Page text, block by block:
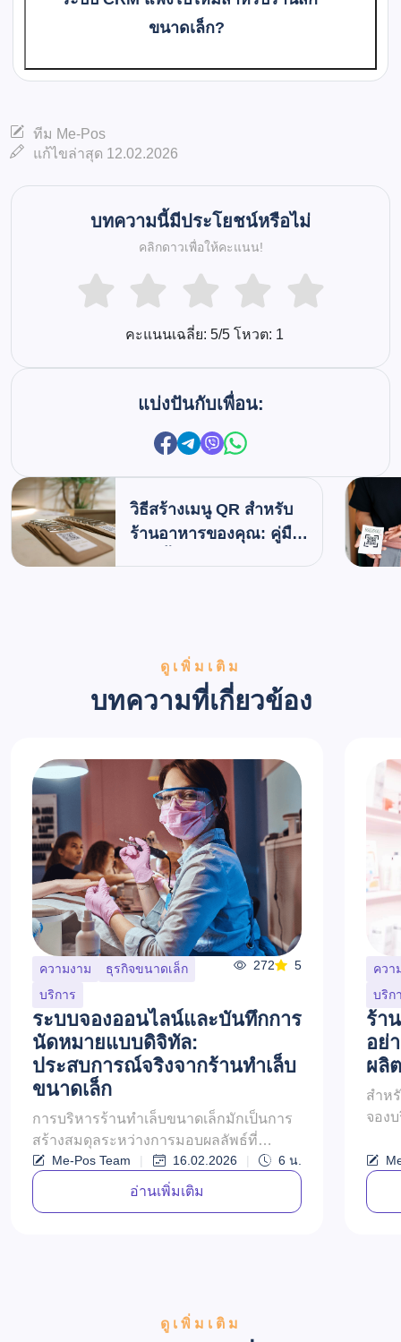
ขนาดเล็ก?
ทีม Me-Pos
แก้ไขล่าสุด 12.02.2026
บทความนี้มีประโยชน์หรือไม่
คลิกดาวเพื่อให้คะแนน!
คะแนนเฉลี่ย: 5/5 โหวต: 1
แบ่งปันกับเพื่อน:
วิธีสร้างเมนู QR สำหรับ
ร้านอาหารของคุณ: คู่มือ
ดูเพิ่มเติม
บทความที่เกี่ยวข้อง
ความงาม
ธุรกิจขนาดเล็ก
บริการ
272 5
ระบบจองออนไลน์และบันทึกการ
นัดหมายแบบดิจิทัล:
ประสบการณ์จริงจากร้านทำเล็บ
ขนาดเล็ก
การบริหารร้านทำเล็บขนาดเล็กมักเป็นการ
สร้างสมดุลระหว่างการมอบผลลัพธ์ที่
สวยงามและการจัดการกับคิวลูกค้าที่เข้ามา
อย่างต่อเนื่อง ทั้งการนัดหมาย การเข้ามา
โด...
Me-Pos Team | 16.02.2026 | 6 น.
อ่านเพิ่มเติม
ควา
บริก
ร้า
อย่
ผลิ
สำห
จอง
จำกั
ผม...
ดูเพิ่มเติม